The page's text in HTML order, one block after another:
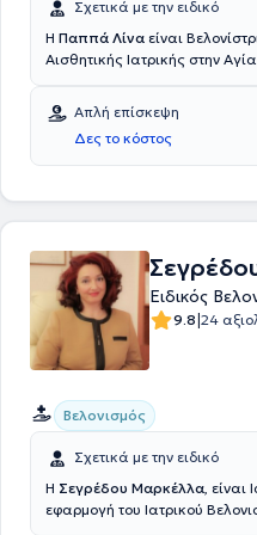
Σχετικά με την ειδικό
Η Παππά Λίνα είναι
Αισθητικής Ιατρικής στην
Μετεκπαιδευτικό Κέντρο
Acupuncture and Related
Κινέζικου Βελονισμού (Dr.
στη θεραπεία πόνου και την
Απλή επίσκεψη
Δες το κόστος
Ειδικός
9.8|24
Βελονισμός
Σχετικά με την ειδικό
Η Σεγρέδου Μαρκέλλα, είναι
εφαρμογή του Ιατρικού